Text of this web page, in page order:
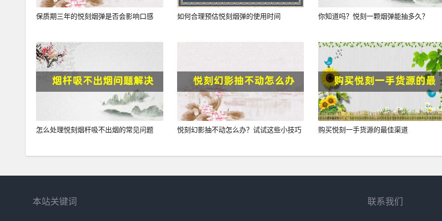
保质期三年的悦刻烟弹是否会影响口感 如何合理预估悦刻烟弹的使用时间 你知道吗？悦刻一颗烟弹能抽多久？
怎么处理悦刻烟杆吸不出烟的常见问题 悦刻幻影抽不动怎么办？试试这些小技巧 购买悦刻一手货源的最佳渠道
本站关键词 联系我们